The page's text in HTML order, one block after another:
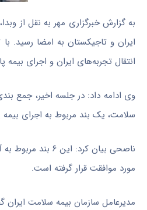
به گزارش خبرگزاری مهر به نقل از
ایران و تاجیکستان به امضا رسید.
انتقال تجربه‌های ایران و اجرای
سلامت، یک بند مربوط به اجرای
ناصحی بیان
مورد موافقت قرار گرفته است.
مدیرعامل سازمان بیمه سلامت ایران